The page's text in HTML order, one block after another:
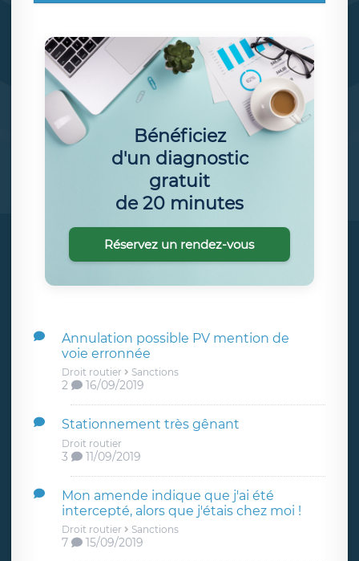
Annulation possible PV mention de
voie erronnée
Droit routier Sanctions
2 16/09/2019
Stationnement très gênant
Droit routier
3 11/09/2019
Mon amende indique que j'ai été
intercepté, alors que j'étais chez moi !
Droit routier Sanctions
7 15/09/2019
Bénéficiez
d'un diagnostic
gratuit
de 20 minutes
Réservez un rendez-vous